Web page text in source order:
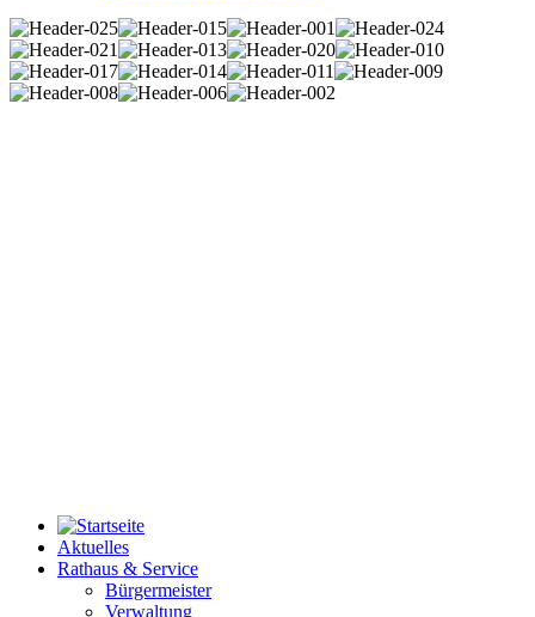
Aktuelles
Rathaus & Service
Bürgermeister
Verwaltung